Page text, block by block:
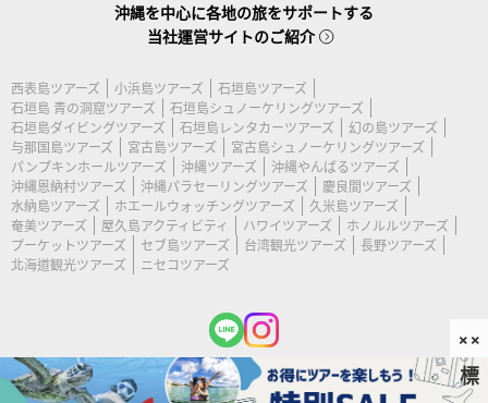
沖縄を中心に各地の旅をサポートする
当社運営サイトのご紹介
西表島ツアーズ 小浜島ツアーズ
石垣島ツアーズ
石垣島 青の洞窟ツアーズ
石垣島シュノーケリングツアーズ
石垣島ダイビングツアーズ
石垣島レンタカーツアーズ
幻の島ツアーズ
与那国島ツアーズ
宮古島ツアーズ
宮古島シュノーケリングツアーズ
パンプキンホールツアーズ
沖縄ツアーズ
沖縄やんばるツアーズ
沖縄恩納村ツアーズ
沖縄パラセーリングツアーズ
慶良間ツアーズ
水納島ツアーズ
ホエールウォッチングツアーズ
久米島ツアーズ
奄美ツアーズ
屋久島アクティビティ ハワイツアーズ
ホノルルツアーズ
プーケットツアーズ
セブ島ツアーズ 台湾観光ツアーズ
長野ツアーズ
北海道観光ツアーズ
ニセコツアーズ
(c) 2026 宮古島ツアーズ All Rights Reserved.
××
標